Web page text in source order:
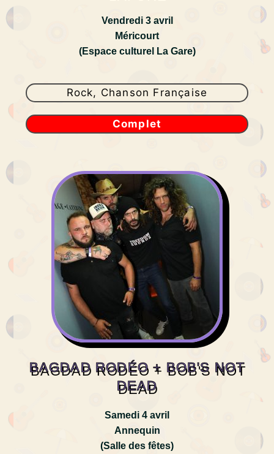
Vendredi 3 avril
Méricourt
(Espace culturel La Gare)
Rock, Chanson Française
Complet
BAGDAD RODÉO + BOB'S NOT
DEAD
Samedi 4 avril
Annequin
(Salle des fêtes)